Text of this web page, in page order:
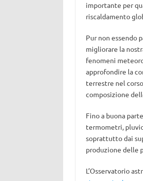
importante per
riscaldamento
Pur non essendo
migliorare la
fenomeni
approfondire la
terrestre nel
composizione
Fino a buona
termometri,
soprattutto dai
produzione delle
L’Osservatorio